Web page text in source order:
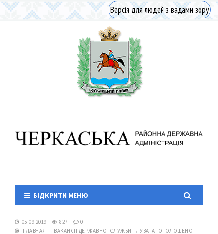
Версія для людей з вадами зору
ВІДКРИТИ МЕНЮ
05.09.2019 827
0
ГЛАВНАЯ → ВАКАНСІЇ ДЕРЖАВНОЇ СЛУЖБИ → УВАГА! ОГОЛОШЕНО